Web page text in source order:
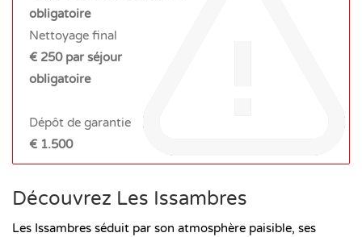
obligatoire
Nettoyage final
€ 250 par séjour
obligatoire
Dépôt de garantie
€ 1.500
Découvrez Les Issambres
Les Issambres séduit par son atmosphère paisible, ses